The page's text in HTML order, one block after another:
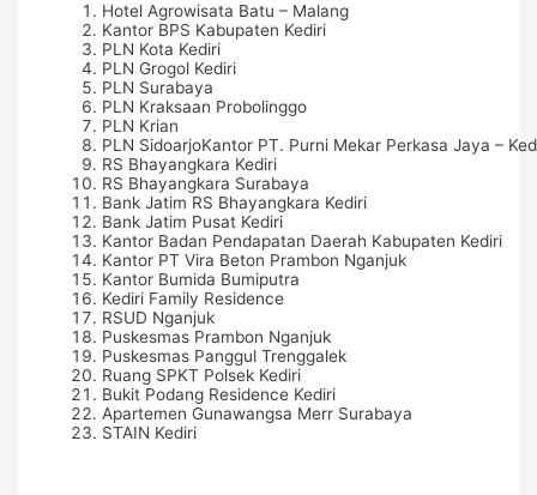
Hotel Agrowisata Batu – Malang
Kantor BPS Kabupaten Kediri
PLN Kota Kediri
PLN Grogol Kediri
PLN Surabaya
PLN Kraksaan Probolinggo
PLN Krian
PLN SidoarjoKantor PT. Purni Mekar Perkasa Jaya –
RS Bhayangkara Kediri
RS Bhayangkara Surabaya
Bank Jatim RS Bhayangkara Kediri
Bank Jatim Pusat Kediri
Kantor Badan Pendapatan Daerah Kabupaten Kediri
Kantor PT Vira Beton Prambon Nganjuk
Kantor Bumida Bumiputra
Kediri Family Residence
RSUD Nganjuk
Puskesmas Prambon Nganjuk
Puskesmas Panggul Trenggalek
Ruang SPKT Polsek Kediri
Bukit Podang Residence Kediri
Apartemen Gunawangsa Merr Surabaya
STAIN Kediri